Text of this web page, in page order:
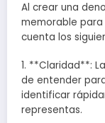
Al crear una
memorable
cuenta los
1. **Claridad**:
de entender
identificar
representas.